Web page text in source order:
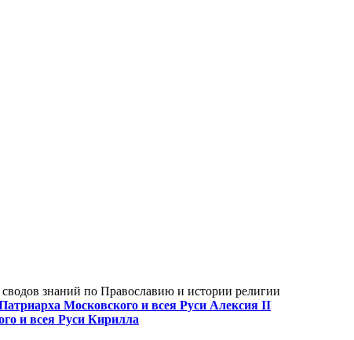
знаний по Православию и истории религии
Московского и всея Руси Алексия II
и всея Руси Кирилла